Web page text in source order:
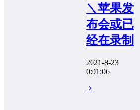
＼苹果发
布会或已
经在录制
2021-8-23
0:01:06